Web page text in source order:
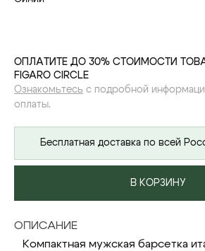
ОПЛАТИТЕ ДО 30% СТОИМОСТИ
FIGARO CIRCLE
Ознакомьтесь с подробной
оплаты.
Бесплатная доставка по всей
В КОРЗИНУ
ОПИСАНИЕ
Компактная мужская барсетка